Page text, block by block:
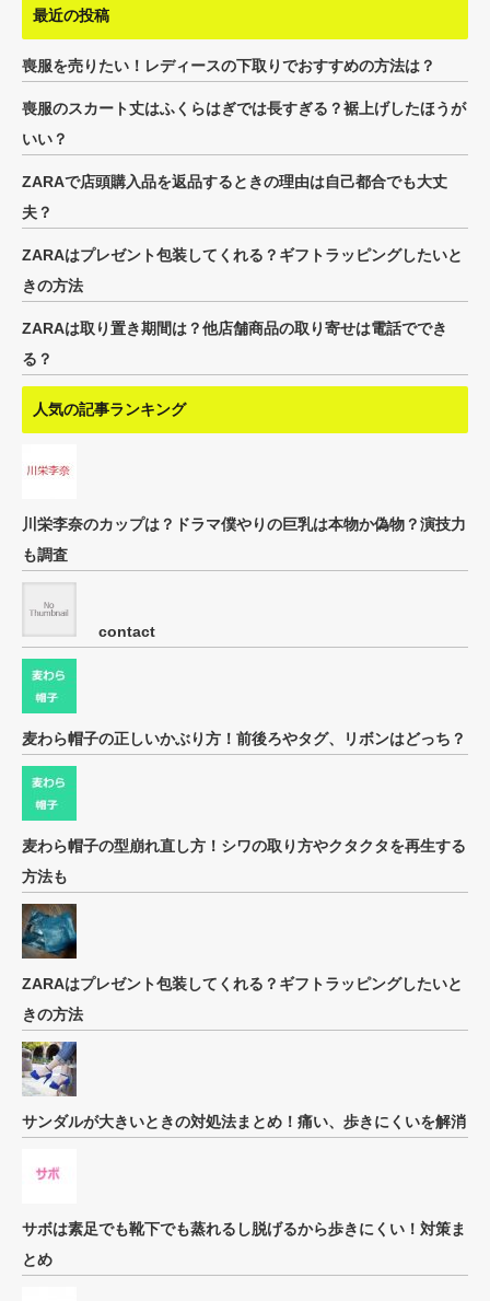
最近の投稿
喪服を売りたい！レディースの下取りでおすすめの方法は？
喪服のスカート丈はふくらはぎでは長すぎる？裾上げしたほうが
いい？
ZARAで店頭購入品を返品するときの理由は自己都合でも大丈
夫？
ZARAはプレゼント包装してくれる？ギフトラッピングしたいと
きの方法
ZARAは取り置き期間は？他店舗商品の取り寄せは電話ででき
る？
人気の記事ランキング
川栄李奈のカップは？ドラマ僕やりの巨乳は本物か偽物？演技力
も調査
contact
麦わら帽子の正しいかぶり方！前後ろやタグ、リボンはどっち？
麦わら帽子の型崩れ直し方！シワの取り方やクタクタを再生する
方法も
ZARAはプレゼント包装してくれる？ギフトラッピングしたいと
きの方法
サンダルが大きいときの対処法まとめ！痛い、歩きにくいを解消
サボは素足でも靴下でも蒸れるし脱げるから歩きにくい！対策ま
とめ